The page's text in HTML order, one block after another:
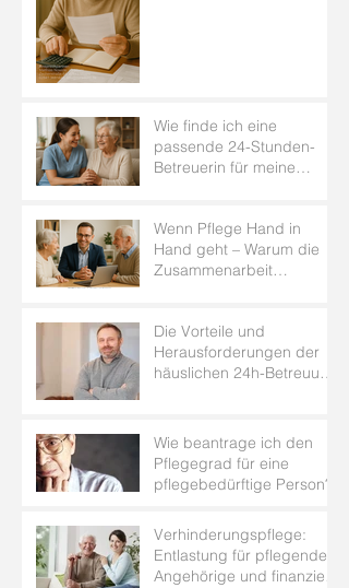
Wie finde ich eine
passende 24-Stunden-
Betreuerin für meine
Wenn Pflege Hand in
Hand geht – Warum die
Zusammenarbeit
Betreuung so wertvoll ist.
Die Vorteile und
Herausforderungen der
häuslichen 24h-Betreuung
Wie beantrage ich den
Pflegegrad für eine
pflegebedürftige Person?
Verhinderungspflege:
Entlastung für pflegende
Angehörige und finanzielle